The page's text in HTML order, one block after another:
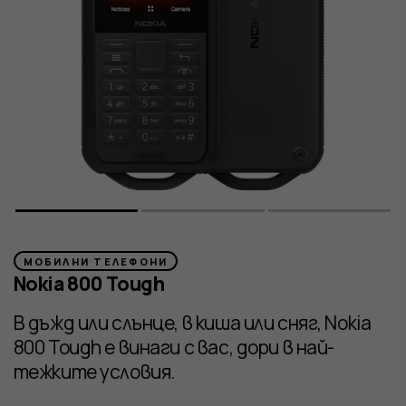
МОБИЛНИ ТЕЛЕФОНИ
Nokia 800 Tough
В дъжд или слънце, в киша или сняг, Nokia
800 Tough е винаги с вас, дори в най-
тежките условия.